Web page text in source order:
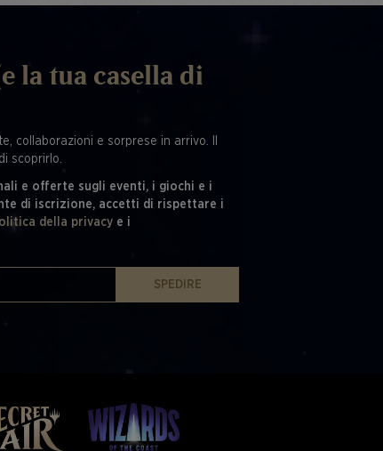
la tua casella di
collaborazioni e sorprese in arrivo. Il
scoprirlo.
e offerte sugli eventi, i giochi e i
di iscrizione, accetti di rispettare i
della privacy e i
SPEDIRE